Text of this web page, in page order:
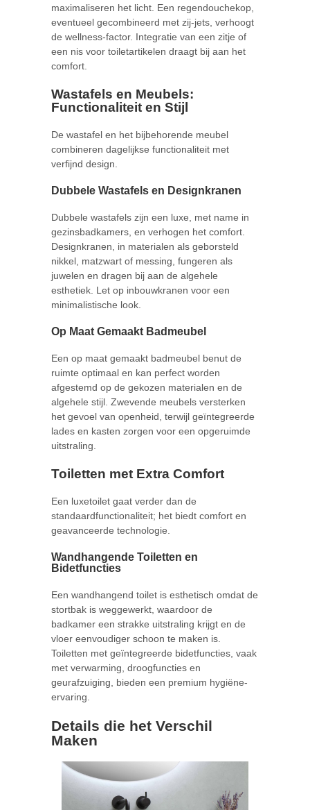
maximaliseren het licht. Een regendouchekop,
eventueel gecombineerd met zij-jets, verhoogt
de wellness-factor. Integratie van een zitje of
een nis voor toiletartikelen draagt bij aan het
comfort.
Wastafels en Meubels:
Functionaliteit en Stijl
De wastafel en het bijbehorende meubel
combineren dagelijkse functionaliteit met
verfijnd design.
Dubbele Wastafels en Designkranen
Dubbele wastafels zijn een luxe, met name in
gezinsbadkamers, en verhogen het comfort.
Designkranen, in materialen als geborsteld
nikkel, matzwart of messing, fungeren als
juwelen en dragen bij aan de algehele
esthetiek. Let op inbouwkranen voor een
minimalistische look.
Op Maat Gemaakt Badmeubel
Een op maat gemaakt badmeubel benut de
ruimte optimaal en kan perfect worden
afgestemd op de gekozen materialen en de
algehele stijl. Zwevende meubels versterken
het gevoel van openheid, terwijl geïntegreerde
lades en kasten zorgen voor een opgeruimde
uitstraling.
Toiletten met Extra Comfort
Een luxetoilet gaat verder dan de
standaardfunctionaliteit; het biedt comfort en
geavanceerde technologie.
Wandhangende Toiletten en
Bidetfuncties
Een wandhangend toilet is esthetisch omdat de
stortbak is weggewerkt, waardoor de
badkamer een strakke uitstraling krijgt en de
vloer eenvoudiger schoon te maken is.
Toiletten met geïntegreerde bidetfuncties, vaak
met verwarming, droogfuncties en
geurafzuiging, bieden een premium hygiëne-
ervaring.
Details die het Verschil
Maken